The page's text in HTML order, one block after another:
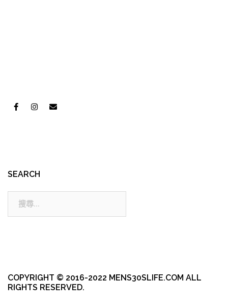
SEARCH
COPYRIGHT © 2016-2022 MENS30SLIFE.COM ALL
RIGHTS RESERVED.